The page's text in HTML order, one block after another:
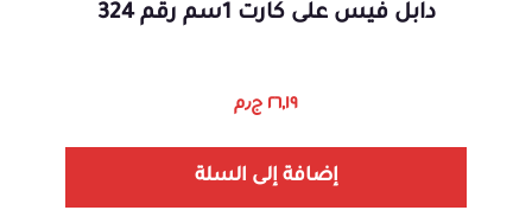
دابل فيس على كارت 1سم رقم 324
٢٦,١٩ ج٫م
إضافة إلى السلة